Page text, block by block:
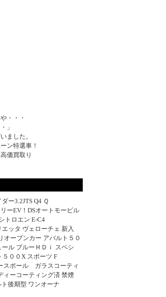
・・・
」
ました。
ン特選車！
価買取り
ー3.2JTS Q4 Ｑ
ーEV！DSオートモービル
トロエン E-C4
ッタ ヴェローチェ 新入
オープンカー アバルト５０
ル ブルーＨＤｉ スペシ
５００X スポーツ F
スポール ガラスコーティ
ィーコーティング済 禁煙
後期型 ワンオーナ